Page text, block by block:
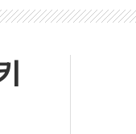
에 누적 '1.48%p' 차 선
니 살해 10대 구속…범행
북 경선서 정청래에 승